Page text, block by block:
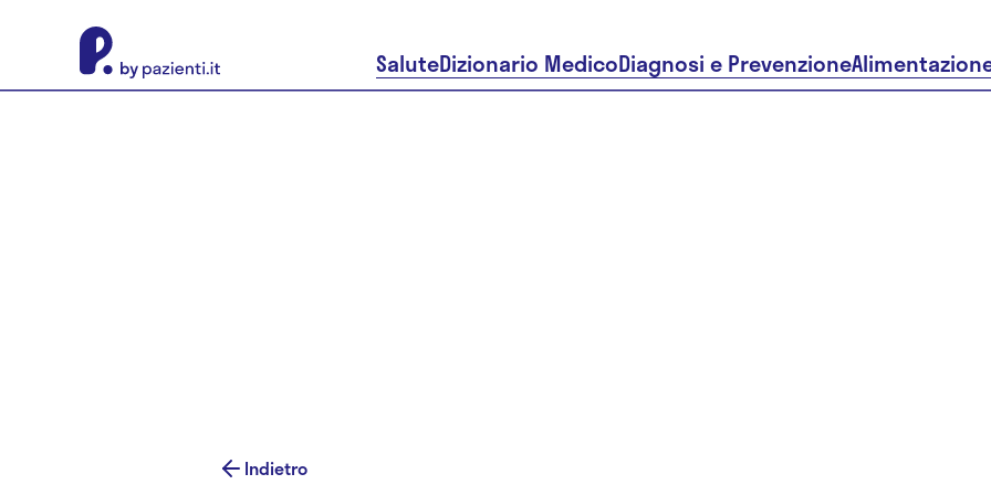
SaluteDizionario MedicoDiagnosi e Prevenzione
Indietro